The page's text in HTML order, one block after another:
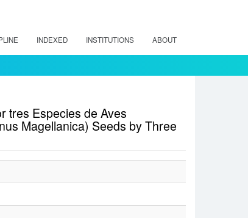
INDEXED INSTITUTIONS ABOUT
tres Especies de Aves
Magellanica) Seeds by Three